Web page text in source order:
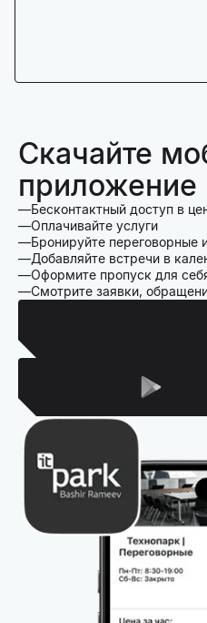
Скачайте
приложение
Бесконтактный доступ в
Оплачивайте услуги
Бронируйте переговорные
Добавляйте встречи в
Оформите пропуск для
Смотрите заявки,